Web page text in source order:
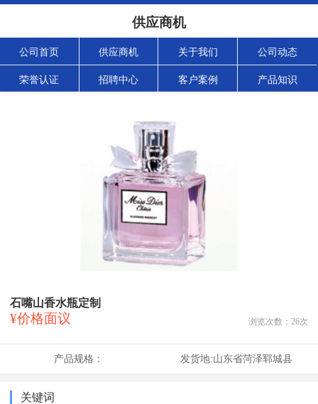
供应商机
公司首页 供应商机 关于我们 公司动态
荣誉认证 招聘中心 客户案例 产品知识
石嘴山香水瓶定制
¥价格面议 浏览次数： 26次
产品规格： 发货地:山东省菏泽郓城县
关键词